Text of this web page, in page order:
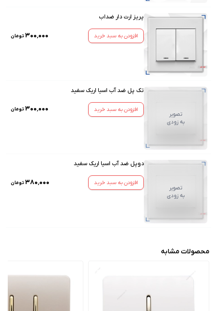
پریز ارت دار ضداب
افزودن به سبد خرید ۳۰۰٬۰۰۰ تومان
تصویر
به زودی
تک پل ضد آب اسیا اریک سفید
افزودن به سبد خرید ۳۰۰٬۰۰۰ تومان
تصویر
به زودی
دوپل ضد آب اسیا اریک سفید
افزودن به سبد خرید ۳۸۰٬۰۰۰ تومان
محصولات مشابه